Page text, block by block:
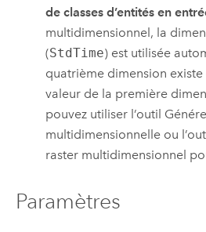
de classes d’entités en
multidimensionnel, la
(StdTime) est utilisée
quatrième dimension
valeur de la première
pouvez utiliser l’outil
multidimensionnelle ou
raster multidimensionnel
Paramètres